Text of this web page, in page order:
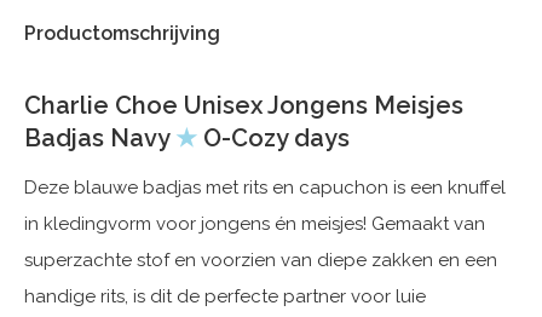
Productomschrijving
Charlie Choe Unisex Jongens Meisjes
Badjas Navy ★ O-Cozy days
Deze blauwe badjas met rits en capuchon is een knuffel
in kledingvorm voor jongens én meisjes! Gemaakt van
superzachte stof en voorzien van diepe zakken en een
handige rits, is dit de perfecte partner voor luie